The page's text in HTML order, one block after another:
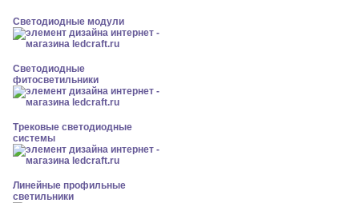
Светодиодные модули
Светодиодные
фитосветильники
Трековые светодиодные
системы
Линейные профильные
светильники